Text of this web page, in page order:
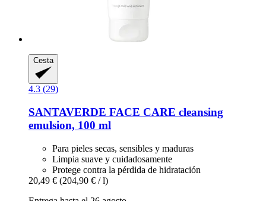
Cesta
4.3 (29)
SANTAVERDE FACE CARE cleansing
emulsion, 100 ml
Para pieles secas, sensibles y maduras
Limpia suave y cuidadosamente
Protege contra la pérdida de hidratación
20,49 € (204,90 € / l)